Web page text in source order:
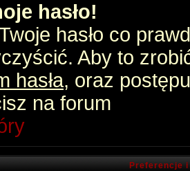
hasło!
hasło co
Aby to
hasła, oraz
na forum
Preferencje